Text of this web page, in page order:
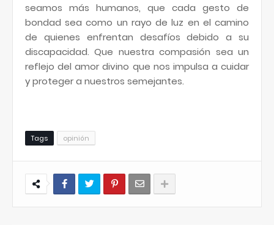
seamos más humanos, que cada gesto de
bondad sea como un rayo de luz en el camino
de quienes enfrentan desafíos debido a su
discapacidad. Que nuestra compasión sea un
reflejo del amor divino que nos impulsa a cuidar
y proteger a nuestros semejantes.
Tags opinión